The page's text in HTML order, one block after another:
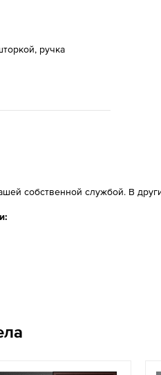
ручка
собственной службой. В